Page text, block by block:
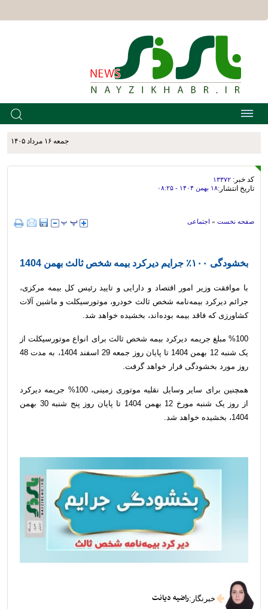
جمعه ۱۶ مرداد ۱۴۰۵
کد خبر: ۱۳۳۷۲
تاریخ انتشار:۱۸ بهمن ۱۴۰۴ - ۰۸:۲۵
صفحه نخست » اجتماعی
بخشودگی ۱۰۰٪ جرایم دیرکرد بیمه شخص ثالث بهمن 1404
با موافقت وزیر امور اقتصاد و دارایی و تایید رئیس کل بیمه مرکزی،
جرائم دیرکرد بیمه‌نامه شخص ثالث خودرو، موتورسیکلت و ماشین آلات
کشاورزی که فاقد بیمه بوده‌اند، بخشیده خواهد شد.
%100 مبلغ جریمه دیرکرد بیمه شخص ثالث برای انواع موتورسیکلت از
یک شنبه 12 بهمن 1404 تا پایان روز جمعه 29 اسفند 1404، به مدت 48
روز مورد بخشودگی قرار خواهد گرفت.
همچنین برای سایر وسایل نقلیه موتوری زمینی، 100% جریمه دیرکرد
از روز یک‌ شنبه مورخ 12 بهمن 1404 تا پایان روز پنج شنبه 30 بهمن
1404، بخشیده خواهد شد.
خبرنگار :راضیه دیانت